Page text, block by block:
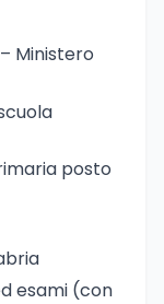
Ministero
posto
esami (con